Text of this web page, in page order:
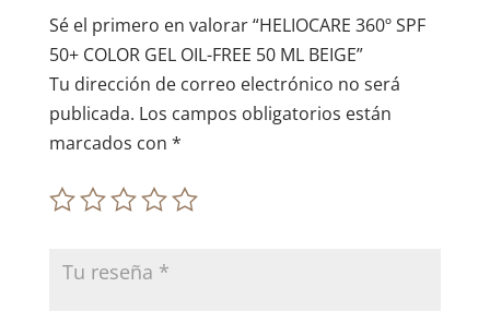
e
:
Sé el primero en valorar “HELIOCARE 360º SPF
50+ COLOR GEL OIL-FREE 50 ML BEIGE”
Tu dirección de correo electrónico no será
publicada. Los campos obligatorios están
marcados con *